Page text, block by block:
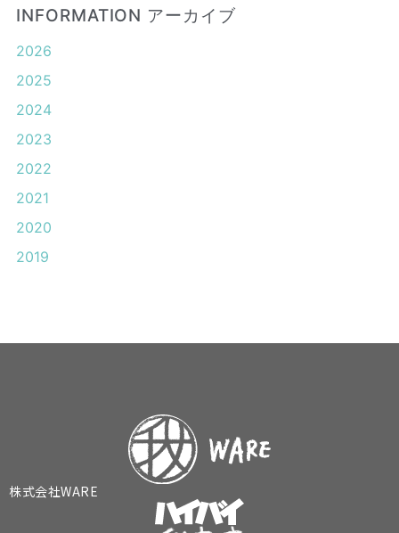
INFORMATION アーカイブ
2026
2025
2024
2023
2022
2021
2020
2019
株式会社WARE